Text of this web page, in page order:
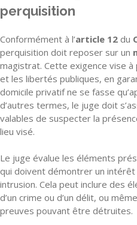
perquisition
Conformément à l’article 12 du
perquisition doit reposer sur un
magistrat. Cette exigence vise
et les libertés publiques, en
domicile privatif ne se fasse
d’autres termes, le juge doit
valables de suspecter la
lieu visé.
Le juge évalue les éléments
qui doivent démontrer un
intrusion. Cela peut inclure des
d’un crime ou d’un délit, ou
preuves pouvant être détruites.